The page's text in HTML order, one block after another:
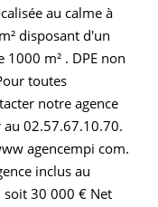
au calme à
disposant d'un
m² . DPE non
toutes
notre agence
02.57.67.10.70.
agencempi com.
inclus au
30 000 € Net